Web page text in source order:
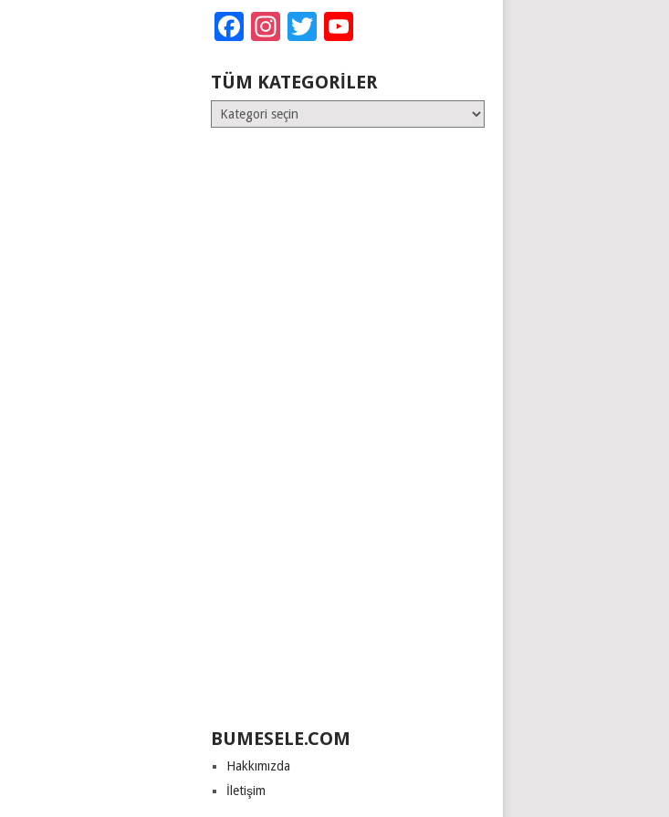
Facebook
Instagram
Twitter
TÜM KATEGORILER
Tüm
Kategoriler
BUMESELE.COM
Hakkımızda
İletişim